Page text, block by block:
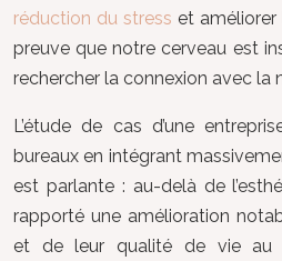
réduction du stress et améliorer
preuve que notre cerveau est
rechercher la connexion avec la
L’étude de cas d’une
bureaux en intégrant
est parlante : au-delà de
rapporté une amélioration
et de leur qualité de vie au